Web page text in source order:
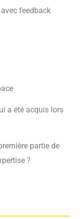
feedback
a été acquis lors
partie de
?